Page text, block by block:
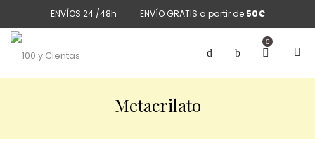
ENVÍOS 24 /48h ENVÍO GRATIS a partir de 50€
0
Metacrilato